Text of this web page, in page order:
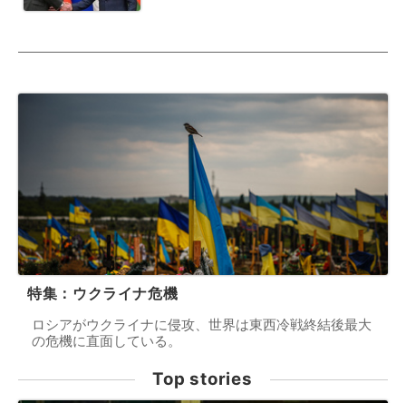
特集：ウクライナ危機
ロシアがウクライナに侵攻、世界は東西冷戦終結後最大
の危機に直面している。
Top stories